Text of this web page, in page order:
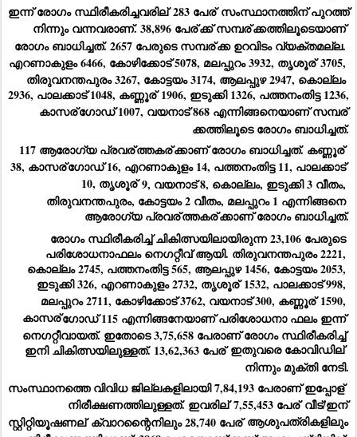
ഇന്ന് രോഗം സ്ഥിരീകരിച്ചവരില് 283 പേര് സംസ്ഥാനത്തിന് പുറത്ത്
നിന്നും വന്നവരാണ്. 38,896 പേര്ക്ക് സമ്പര്ക്കത്തിലൂടെയാണ്
രോഗം ബാധിച്ചത്. 2657 പേരുടെ സമ്പര്ക്ക ഉറവിടം വ്യക്തമല്ല.
എറണാകുളം 6466, കോഴിക്കോട് 5078, മലപ്പുറം 3932, തൃശൂര് 3705,
തിരുവനന്തപുരം 3267, കോട്ടയം 3174, ആലപ്പുഴ 2947, കൊല്ലം
2936, പാലക്കാട് 1048, കണ്ണൂര് 1906, ഇടുക്കി 1326, പത്തനംതിട്ട 1236,
കാസര്ഗോഡ് 1007, വയനാട് 868 എന്നിങ്ങനെയാണ് സമ്പര്
ക്കത്തിലൂടെ രോഗം ബാധിച്ചത്.
117 ആരോഗ്യ പ്രവര്ത്തകര്ക്കാണ് രോഗം ബാധിച്ചത്. കണ്ണൂര്
38, കാസര്ഗോഡ് 16, എറണാകുളം 14, പത്തനംതിട്ട 11, പാലക്കാട്
10, തൃശൂര് 9, വയനാട് 8, കൊല്ലം, ഇടുക്കി 3 വീതം,
തിരുവനന്തപുരം, കോട്ടയം 2 വീതം, മലപ്പുറം 1 എന്നിങ്ങനെ
ആരോഗ്യ പ്രവര്ത്തകര്ക്കാണ് രോഗം ബാധിച്ചത്.
രോഗം സ്ഥിരീകരിച്ച് ചികിത്സയിലായിരുന്ന 23,106 പേരുടെ
പരിശോധനാഫലം നെഗറ്റീവ് ആയി. തിരുവനന്തപുരം 2221,
കൊല്ലം 2745, പത്തനംതിട്ട 565, ആലപ്പുഴ 1456, കോട്ടയം 2053,
ഇടുക്കി 326, എറണാകുളം 2732, തൃശൂര് 1532, പാലക്കാട് 998,
മലപ്പുറം 2711, കോഴിക്കോട് 3762, വയനാട് 300, കണ്ണൂര് 1590,
കാസര്ഗോഡ് 115 എന്നിങ്ങനേയാണ് പരിശോധനാ ഫലം ഇന്ന്
നെഗറ്റീവായത്. ഇതോടെ 3,75,658 പേരാണ് രോഗം സ്ഥിരീകരിച്ച്
ഇനി ചികിത്സയിലുള്ളത്. 13,62,363 പേര് ഇതുവരെ കോവിഡില്
നിന്നും മുക്തി നേടി.
സംസ്ഥാനത്തെ വിവിധ ജില്ലകളിലായി 7,84,193 പേരാണ് ഇപ്പോള്
നിരീക്ഷണത്തിലുള്ളത്. ഇവരില് 7,55,453 പേര് വീട്/ഇന്
സ്റ്റിറ്റിയൂഷണല് ക്വാറന്റൈനിലും 28,740 പേര് ആശുപത്രികളിലും